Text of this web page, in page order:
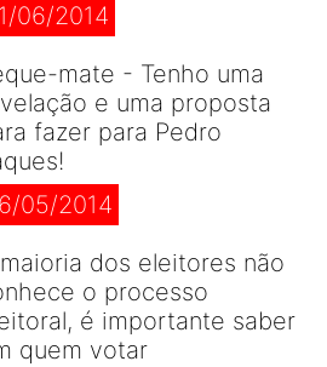
06/2014
mate - Tenho uma
e uma proposta
fazer para Pedro
05/2014
dos eleitores não
o processo
é importante saber
quem votar